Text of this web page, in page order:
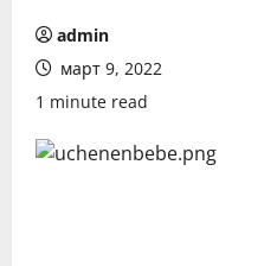
admin
март 9, 2022
1 minute read